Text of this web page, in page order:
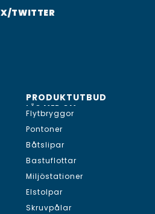
X/TWITTER
PRODUKTUTBUD
LÄS MER OM...
Flytbryggor
Pontoner
Båtslipar
Bastuflottar
Miljöstationer
Elstolpar
Skruvpålar